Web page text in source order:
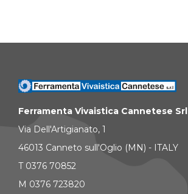
Ferramenta Vivaistica Cannetese Srl
Via Dell'Artigianato, 1
46013 Canneto sull'Oglio (MN) - ITALY
T 0376 70852
M 0376 723820